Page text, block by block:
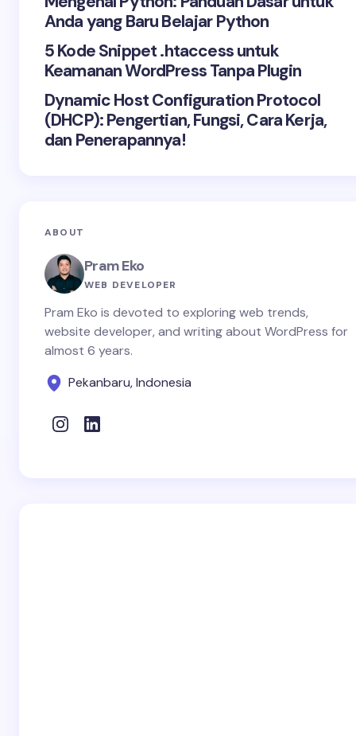
Anda yang Baru Belajar Python
5 Kode Snippet .htaccess untuk
Keamanan WordPress Tanpa Plugin
Dynamic Host Configuration Protocol
(DHCP): Pengertian, Fungsi, Cara Kerja,
dan Penerapannya!
ABOUT
Pram Eko
WEB DEVELOPER
Pram Eko is devoted to exploring web trends,
website developer, and writing about WordPress for
almost 6 years.
Pekanbaru, Indonesia